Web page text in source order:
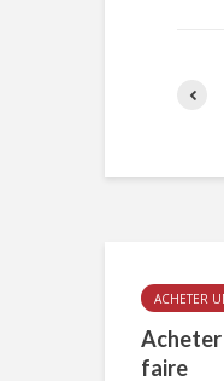
ACHETER
Acheter
faire